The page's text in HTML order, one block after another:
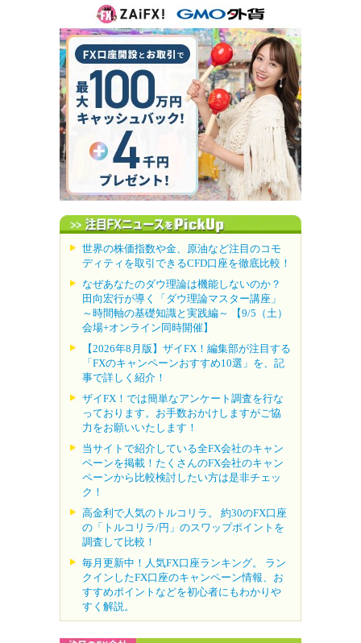
世界の株価指数や金、原油など注目のコモ
ディティを取引できるCFD口座を徹底比較！
なぜあなたのダウ理論は機能しないのか？
田向宏行が導く「ダウ理論マスター講座」
～時間軸の基礎知識と実践編～ 【9/5（土）
会場+オンライン同時開催】
【2026年8月版】ザイFX！編集部が注目する
「FXのキャンペーンおすすめ10選」を、記
事で詳しく紹介！
ザイFX！では簡単なアンケート調査を行な
っております。お手数おかけしますがご協
力をお願いいたします！
当サイトで紹介している全FX会社のキャン
ペーンを掲載！たくさんのFX会社のキャン
ペーンから比較検討したい方は是非チェッ
ク！
高金利で人気のトルコリラ。 約30のFX口座
の「トルコリラ/円」のスワップポイントを
調査して比較！
毎月更新中！人気FX口座ランキング。 ラン
クインしたFX口座のキャンペーン情報、お
すすめポイントなどを初心者にもわかりや
すく解説。